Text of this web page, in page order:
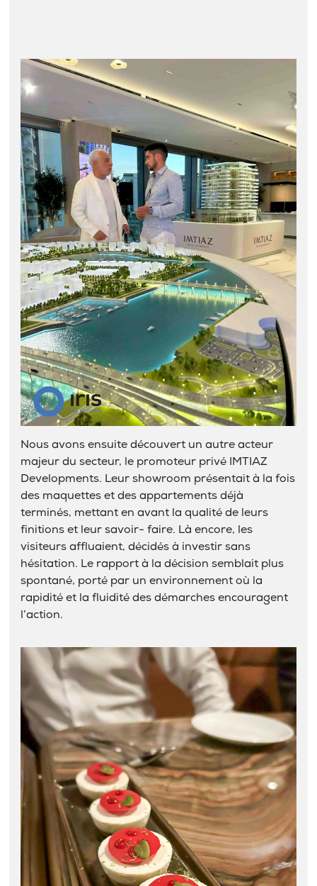
Nous avons ensuite découvert un autre acteur
majeur du secteur, le promoteur privé IMTIAZ
Developments. Leur showroom présentait à la fois
des maquettes et des appartements déjà
terminés, mettant en avant la qualité de leurs
finitions et leur savoir- faire. Là encore, les
visiteurs affluaient, décidés à investir sans
hésitation. Le rapport à la décision semblait plus
spontané, porté par un environnement où la
rapidité et la fluidité des démarches encouragent
l’action.